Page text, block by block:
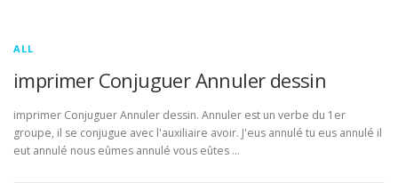
ALL
imprimer Conjuguer Annuler dessin
imprimer Conjuguer Annuler dessin. Annuler est un verbe du 1er
groupe, il se conjugue avec l'auxiliaire avoir. J'eus annulé tu eus annulé il
eut annulé nous eûmes annulé vous eûtes …